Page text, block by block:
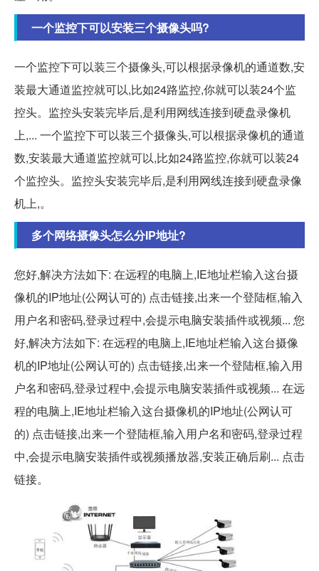
一个监控下可以安装三个摄像头吗?
一个监控下可以装三个摄像头,可以根据录像机的通道数,安
装最大通道监控就可以,比如24路监控,你就可以装24个监
控头。监控头安装完毕后,是利用网线连接到硬盘录像机
上,... 一个监控下可以装三个摄像头,可以根据录像机的通道
数,安装最大通道监控就可以,比如24路监控,你就可以装24
个监控头。监控头安装完毕后,是利用网线连接到硬盘录像
机上,。
多个网络摄像头怎么分IP地址?
您好,解决方法如下: 在远程的电脑上,IE地址栏输入这台摄
像机的IP地址(公网认可的) 点击链接,出来一个登陆框,输入
用户名和密码,登录过程中,会提示电脑安装插件或视频... 您
好,解决方法如下: 在远程的电脑上,IE地址栏输入这台摄像
机的IP地址(公网认可的) 点击链接,出来一个登陆框,输入用
户名和密码,登录过程中,会提示电脑安装插件或视频... 在远
程的电脑上,IE地址栏输入这台摄像机的IP地址(公网认可
的) 点击链接,出来一个登陆框,输入用户名和密码,登录过程
中,会提示电脑安装插件或视频播放器,安装正确后刷... 点击
链接。